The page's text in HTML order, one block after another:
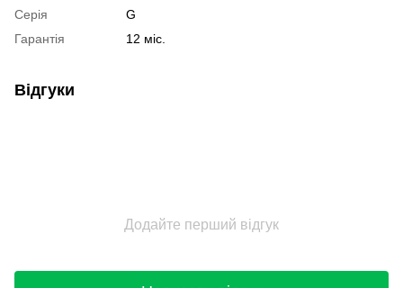
Серія
G
Гарантія
12 міс.
Відгуки
Додайте перший відгук